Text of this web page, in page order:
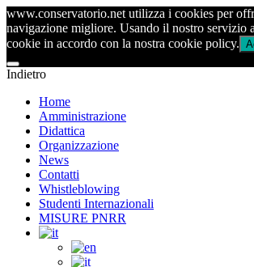
www.conservatorio.net utilizza i cookies per
navigazione migliore. Usando il nostro servizio
cookie in accordo con la nostra cookie policy.
Indietro
Home
Amministrazione
Didattica
Organizzazione
News
Contatti
Whistleblowing
Studenti Internazionali
MISURE PNRR